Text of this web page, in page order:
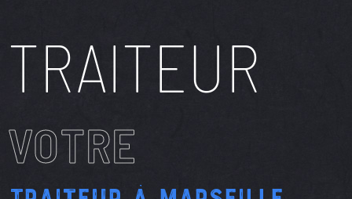
TRAITEUR
VOTRE